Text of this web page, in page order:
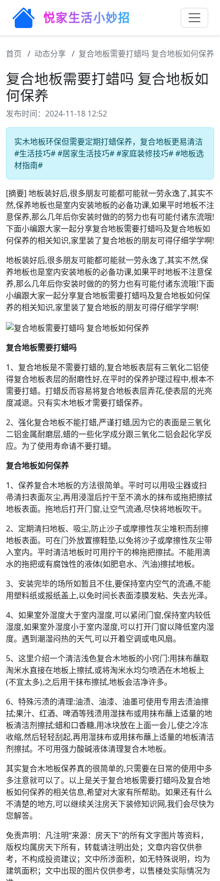
悦家生活小妙招
首页 动态分享 复合地板需要打蜡吗 复合地板如何保养
复合地板需要打蜡吗 复合地板如
何保养
发布时间：2024-11-18 12:52
实木地板环保但需要定期打蜡保养，复合地板更易清洁
#生活技巧# #居家生活技巧# #家庭装修技巧# #地板选
材指南#
[摘要] 地板装好后,很多朋友可能都可能就一劳永逸了,其实不
然,保养地板也是室内安装地板的必备功课,如果平时地板不注
意保养,那么几年后你安装时做的的努力也有可能付诸东流哦!
下面小编跟大家一起分享复合地板需要打蜡吗及复合地板如
何保养的相关知识,家里装了复合地板的朋友可得仔细学学啊!
地板装好后,很多朋友可能都可能就一劳永逸了,其实不然,保
养地板也是室内安装地板的必备功课,如果平时地板不注意保
养,那么几年后你安装时做的的努力也有可能付诸东流哦!下面
小编跟大家一起分享复合地板需要打蜡吗及复合地板如何保
养的相关知识,家里装了复合地板的朋友可得仔细学学啊!
复合地板需要打蜡吗
1、复合地板是不需要打蜡的,复合地板表层有三氧化二铝使
得复合地板表层的耐磨性好,在平时的保养护理过程中,根本不
需要打蜡。打蜡反而容易将复合地板表层弄花,使表层的光亮
度减退。只有实木地板才需要打蜡保养。
2、强化复合地板不能打蜡,严谨打蜡,因为它的表面是三氧化
二铝金属耐磨层,蜡的一些化学成分跟三氧化二铝会起化学反
应。为了使用寿命请不要打蜡。
复合地板如何保养
1、保养复合木地板的方法很简单。平时可以用吸尘器或扫
帚清扫表面灰尘,再用浸湿后拧干至不滴水的抹布或拖把擦拭
地板表面。拖地后打开门窗,让空气流通,尽快将地板吹干。
2、定期清扫地板、吸尘,防止沙子或摩擦性灰尘堆积而刮擦
地板表面。可在门外放置擦鞋垫,以免将沙子或摩擦性灰尘带
入室内。平时清洁地板时可用拧干的棉拖把擦拭。不能用滴
水的拖把或有腐蚀性的液体(如肥皂水、汽油)擦拭地板。
3、安装完毕的场所如暂且不住,要保持室内空气的流通,不能
用塑料纸或报纸盖上,以免时间长表面漆膜发粘、失去光泽。
4、如果室外湿度大于室内湿度,可以紧闭门窗,保持室内较低
湿度,如果室外湿度小于室内湿度,可以打开门窗以降低室内湿
度。遇到潮湿闷热的天气,可以开着空调或电风扇。
5、这里介绍一个清洁浅色复合木地板的小窍门:用抹布蘸取
淘米水直接在地板上擦拭,或将淘米水均匀喷洒在木地板上
(不宜太多),之后用干抹布擦拭,地板会洁净许多。
6、特殊污渍的清理:油渍、油漆、油墨可使用专用去渍油擦
拭;果汁、红酒、啤酒等残渍用湿抹布或用抹布蘸上适量的地
板清洁剂擦拭;蜡和口香糖,用冰块放在上面一会儿,使之冷冻
收缩,然后轻轻刮起,再用湿抹布或用抹布蘸上适量的地板清洁
剂擦拭。不可用强力酸碱液体清理复合木地板。
其实复合木地板保养真的很简单的,只需要在日常的使用中多
多注意就可以了。以上是关于复合地板需要打蜡吗及复合地
板如何保养的相关信息,希望对大家有所帮助。如果还有什么
不清楚的地方,可以继续关注房天下装修知识网,我们会尽快为
您解答。
免责声明：凡注明“来源：房天下”的所有文字图片等资料，
版权均属房天下所有，转载请注明出处；文章内容仅供参
考，不构成投资建议；文中所涉面积，如无特殊说明，均为
建筑面积；文中出现的图片仅供参考，以售楼处实际情况为